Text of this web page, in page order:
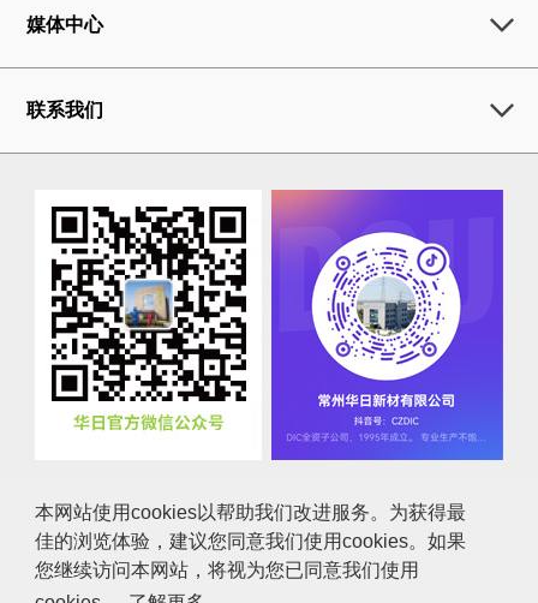
媒体中心
联系我们
咨询 使用条件 个人信息保护方针
本网站使用cookies以帮助我们改进服务。为获得最
佳的浏览体验，建议您同意我们使用cookies。如果
您继续访问本网站，将视为您已同意我们使用